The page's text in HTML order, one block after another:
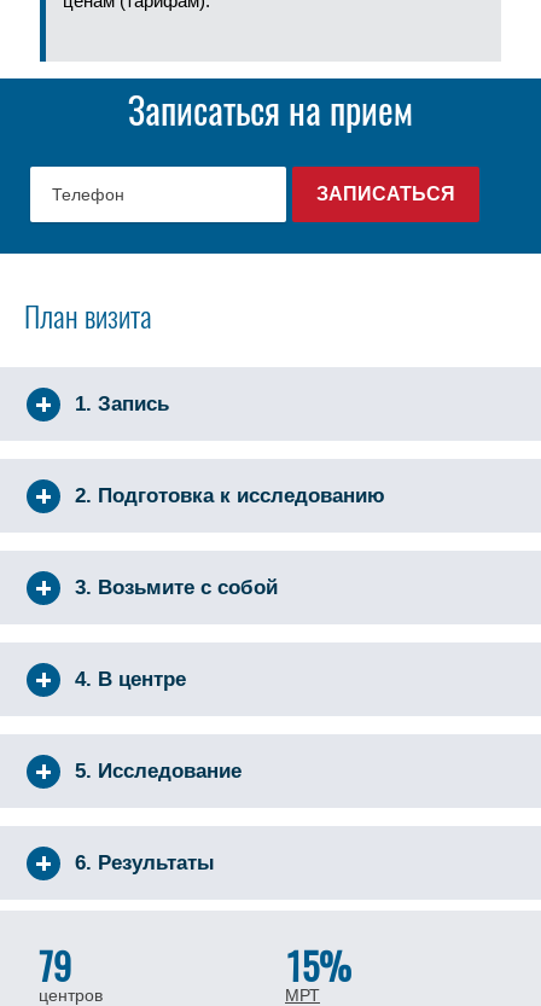
Записаться на прием
План визита
1. Запись
2. Подготовка к исследованию
3. Возьмите с собой
4. В центре
5. Исследование
6. Результаты
79
центров
15%
МРТ